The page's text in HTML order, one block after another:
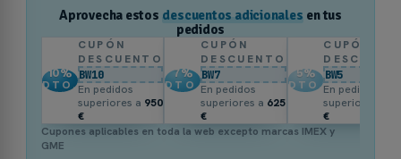
Aprovecha estos descuentos adicionales en tus
pedidos
10%
DTO.
CUPÓN
DESCUENTO
BW10
En pedidos
superiores a 950
€
7%
DTO.
CUPÓN
DESCUENTO
BW7
En pedidos
superiores a 625
€
5%
DTO.
CUPÓN
BW5
En pedidos
superiores a
€
Cupones aplicables en toda la web excepto marcas IMEX y
GME